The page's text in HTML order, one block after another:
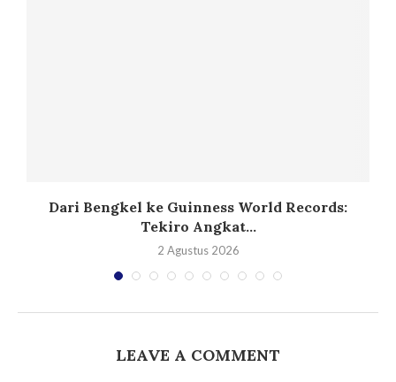
Dari Bengkel ke Guinness World Records:
Tekiro Angkat...
2 Agustus 2026
LEAVE A COMMENT